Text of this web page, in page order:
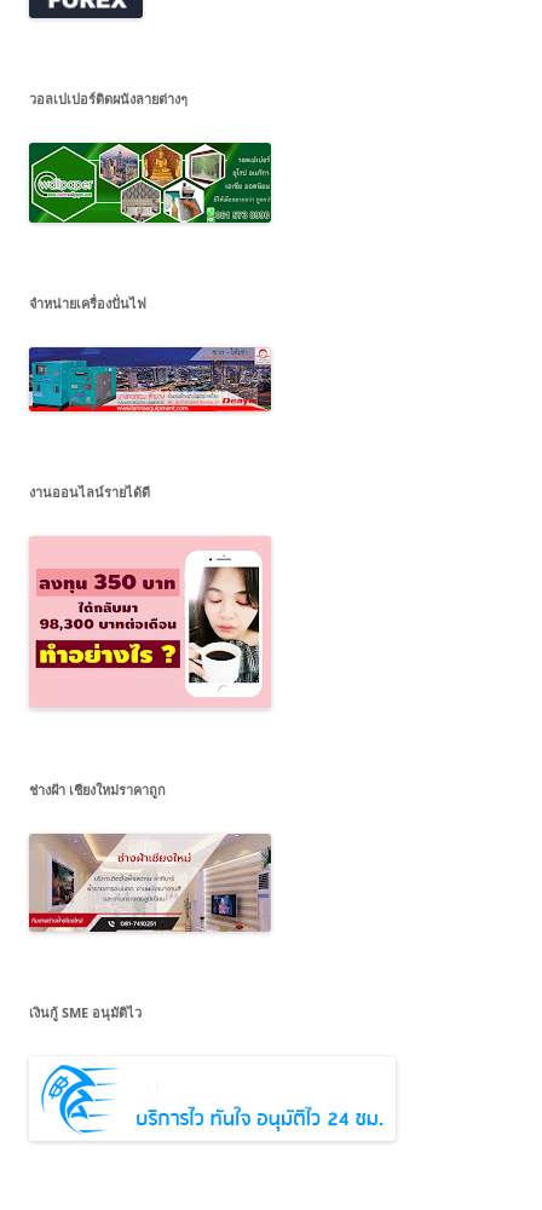
วอลเปเปอร์ติดผนังลายต่างๆ
จำหน่ายเครื่องปั่นไฟ
งานออนไลน์รายได้ดี
ช่างฝ้า เชียงใหม่ราคาถูก
เงินกู้ SME อนุมัติไว